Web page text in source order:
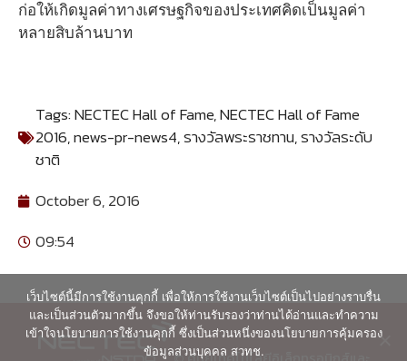
ก่อให้เกิดมูลค่าทางเศรษฐกิจของประเทศคิดเป็นมูลค่า
หลายสิบล้านบาท
Tags:NECTEC Hall of Fame,NECTEC Hall of Fame
2016,news-pr-news4,รางวัลพระราชทาน,รางวัลระดับ
ชาติ
October 6, 2016
09:54
เว็บไซต์นี้มีการใช้งานคุกกี้ เพื่อให้การใช้งานเว็บไซต์เป็นไปอย่างราบรื่น
และเป็นส่วนตัวมากขึ้น จึงขอให้ท่านรับรองว่าท่านได้อ่านและทำความ
เข้าใจนโยบายการใช้งานคุกกี้ ซึ่งเป็นส่วนหนึ่งของนโยบายการคุ้มครอง
ข้อมูลส่วนบุคคล สวทช.